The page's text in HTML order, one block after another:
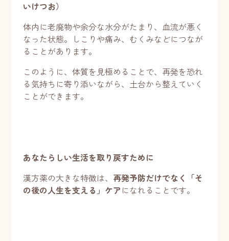
いけつお）
体内に老廃物や余分な水分がたまり、血流が悪く
なった状態。しこりや痛み、むくみなどにつなが
ることがあります。
このように、体質を見極めることで、再発を恐れ
る気持ちに寄り添いながら、土台から整えていく
ことができます。
あなたらしい生活を取り戻すために
漢方薬の大きな特徴は、 再発予防だけでなく「そ
の後の人生を支える」ケア になれることです。